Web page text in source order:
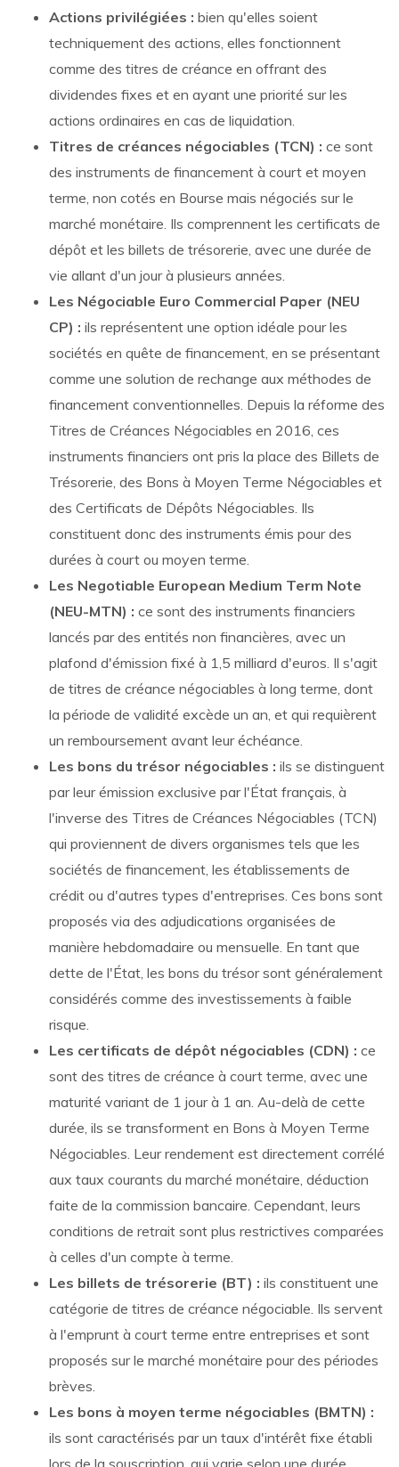
Actions privilégiées : bien qu'elles soient
techniquement des actions, elles fonctionnent
comme des titres de créance en offrant des
dividendes fixes et en ayant une priorité sur les
actions ordinaires en cas de liquidation.
Titres de créances négociables (TCN) : ce sont
des instruments de financement à court et moyen
terme, non cotés en Bourse mais négociés sur le
marché monétaire. Ils comprennent les certificats de
dépôt et les billets de trésorerie, avec une durée de
vie allant d'un jour à plusieurs années.
Les Négociable Euro Commercial Paper (NEU
CP) : ils représentent une option idéale pour les
sociétés en quête de financement, en se présentant
comme une solution de rechange aux méthodes de
financement conventionnelles. Depuis la réforme des
Titres de Créances Négociables en 2016, ces
instruments financiers ont pris la place des Billets de
Trésorerie, des Bons à Moyen Terme Négociables et
des Certificats de Dépôts Négociables. Ils
constituent donc des instruments émis pour des
durées à court ou moyen terme.
Les Negotiable European Medium Term Note
(NEU-MTN) : ce sont des instruments financiers
lancés par des entités non financières, avec un
plafond d'émission fixé à 1,5 milliard d'euros. Il s'agit
de titres de créance négociables à long terme, dont
la période de validité excède un an, et qui requièrent
un remboursement avant leur échéance.
Les bons du trésor négociables : ils se distinguent
par leur émission exclusive par l'État français, à
l'inverse des Titres de Créances Négociables (TCN)
qui proviennent de divers organismes tels que les
sociétés de financement, les établissements de
crédit ou d'autres types d'entreprises. Ces bons sont
proposés via des adjudications organisées de
manière hebdomadaire ou mensuelle. En tant que
dette de l'État, les bons du trésor sont généralement
considérés comme des investissements à faible
risque.
Les certificats de dépôt négociables (CDN) : ce
sont des titres de créance à court terme, avec une
maturité variant de 1 jour à 1 an. Au-delà de cette
durée, ils se transforment en Bons à Moyen Terme
Négociables. Leur rendement est directement corrélé
aux taux courants du marché monétaire, déduction
faite de la commission bancaire. Cependant, leurs
conditions de retrait sont plus restrictives comparées
à celles d'un compte à terme.
Les billets de trésorerie (BT) : ils constituent une
catégorie de titres de créance négociable. Ils servent
à l'emprunt à court terme entre entreprises et sont
proposés sur le marché monétaire pour des périodes
brèves.
Les bons à moyen terme négociables (BMTN) :
ils sont caractérisés par un taux d'intérêt fixe établi
lors de la souscription, qui varie selon une durée